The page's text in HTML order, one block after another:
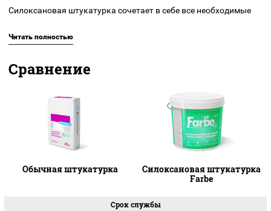
Силоксановая штукатурка сочетает в себе все необходимые
ней является эмульгированная кремнийорганическая смола.
Эта цепочка, состоящая из чередующихся атомов кислорода и
преимущественно для отталкивания воды и улучшения
штукатурки молекулы силоксана поднимаются на
поверхность и образуют защитный слой, который долгие годы
будет оберегать ваш дом от сырости и влаги.
Наши специалисты и технологи помогут подобрать
особенностей стен вашего дома, утеплителя
Читать полностью
Сравнение
Обычная штукатурка
Силоксановая штукатурка
Farbe
Срок службы